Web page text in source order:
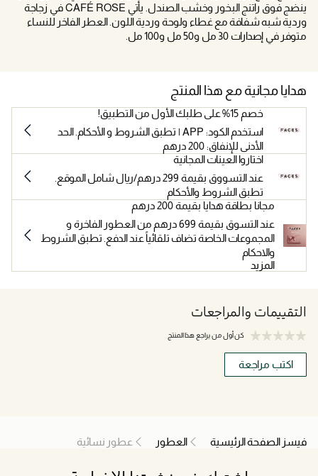
ينضج فوق راتنج البخور وخشب الصندل. يأتي CAFÉ ROSE في زجاجة
وردية شبه شفافة مع غطاء ولوحة وردية اللون. العطر الفاخر للنساء
متوفر في إصدارات 30 مل و50 مل و100 مل.
هدايا مجانية مع هذا المنتج
خصم 15% على طلبك الأول من التطبيق!
استخدم الكود: APP | تطبق الشروط و الأحكام. الحد
الأدنى للإنفاق: 200 درهم
اختاروا العينات المجانية
عند التسووق بقيمة 299 درهم/ريال شامل الموقع.
تطبق الشروط والأحكام
مجانا بطاقة هدايا بقيمة 200 درهم
عند التسوق بقيمة 699 درهم من العطور الفاخرة و
المجموعات الخاصة تضاف تلقائياً عند الدفع. تطبق الشروط
والاحكام
المزيد
التقييمات والمراجعات
كن أول من يراجع هذا المنتج
اكتب مراجعة
فيسز الصفحة الرئيسية العطور عطور نسائية